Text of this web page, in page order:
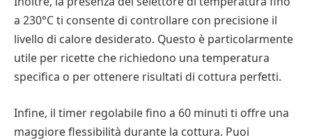
a 230°C ti consente di controllare con precisione il
livello di calore desiderato. Questo è particolarmente
utile per ricette che richiedono una temperatura
specifica o per ottenere risultati di cottura perfetti.
Infine, il timer regolabile fino a 60 minuti ti offre una
maggiore flessibilità durante la cottura. Puoi